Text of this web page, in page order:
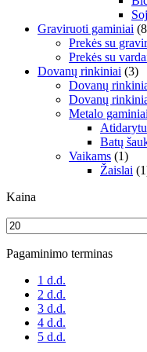
Graviruoti gaminiai
Prekės su
Prekės su
Dovanų rinkiniai (3)
Dovanų
Dovanų
Metalo gaminiai
Batų
Vaikams (1)
Žaislai
Kaina
Pagaminimo terminas
1 d.d.
2 d.d.
3 d.d.
4 d.d.
5 d.d.